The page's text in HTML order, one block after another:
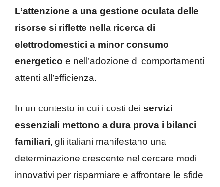
L’attenzione a una gestione oculata delle
risorse si riflette nella ricerca di
elettrodomestici a minor consumo
energetico e nell’adozione di comportamenti
attenti all’efficienza.
In un contesto in cui i costi dei servizi
essenziali mettono a dura prova i bilanci
familiari, gli italiani manifestano una
determinazione crescente nel cercare modi
innovativi per risparmiare e affrontare le sfide